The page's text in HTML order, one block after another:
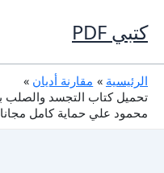
إلى
المحتوى
كتبي PDF
الرئيسية
مقارنة أديان
محمود علي حماية كامل مجانا